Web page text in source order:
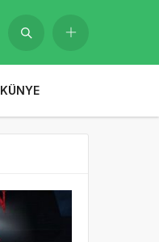
KÜNYE